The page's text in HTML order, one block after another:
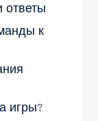
ответы
к
игры?